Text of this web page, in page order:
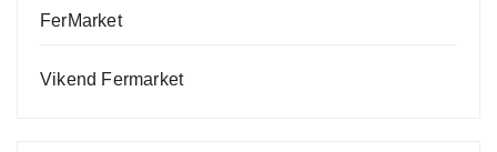
FerMarket
Vikend Fermarket